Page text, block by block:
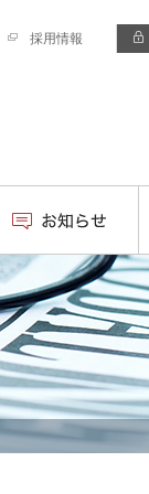
採用情報